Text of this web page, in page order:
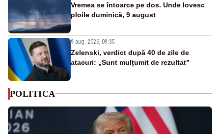
Vremea se întoarce pe dos. Unde lovesc
ploile duminică, 9 august
9 aug. 2026, 09:35
Zelenski, verdict după 40 de zile de
atacuri: „Sunt mulțumit de rezultat”
POLITICA